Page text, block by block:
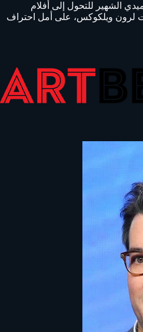
الشهير للتحول إلى أفلام
لرون ويلكوكس، على أمل احتراف